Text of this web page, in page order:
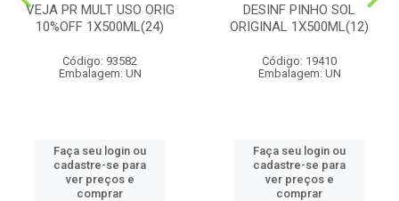
VEJA PR MULT USO ORIG
10%OFF 1X500ML(24)
Código: 93582
Embalagem: UN
Faça seu login ou
cadastre-se para
ver preços e
comprar
DESINF PINHO SOL
ORIGINAL 1X500ML(12)
Código: 19410
Embalagem: UN
Faça seu login ou
cadastre-se para
ver preços e
comprar